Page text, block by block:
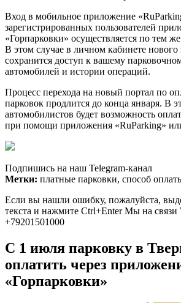
Вход в мобильное приложение
зарегистрированных пользователей
«Горпарковки» осуществляется по тем
В этом случае в личном кабинете
сохранится доступ к вашему
автомобилей и истории операций.
Процесс перехода на новый портал по
парковок продлится до конца января. В
автомобилистов будет возможность
при помощи приложения «RuParking»
Подпишись на наш Telegram-канал
Метки: платные парковки, способ
Если вы нашли ошибку, пожалуйста,
текста и нажмите Ctrl+Enter Мы на связи
+79201501000
С 1 июля парковку в
оплатить через
«Горпарковки»